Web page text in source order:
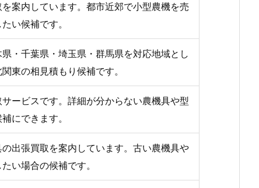
案内しています。都市近郊で小型農機を売
い候補です。
・千葉県・埼玉県・群馬県を対応地域とし
東の相見積もり候補です。
ービスです。詳細が分からない農機具や型
にできます。
出張買取を案内しています。古い農機具や
い場合の候補です。